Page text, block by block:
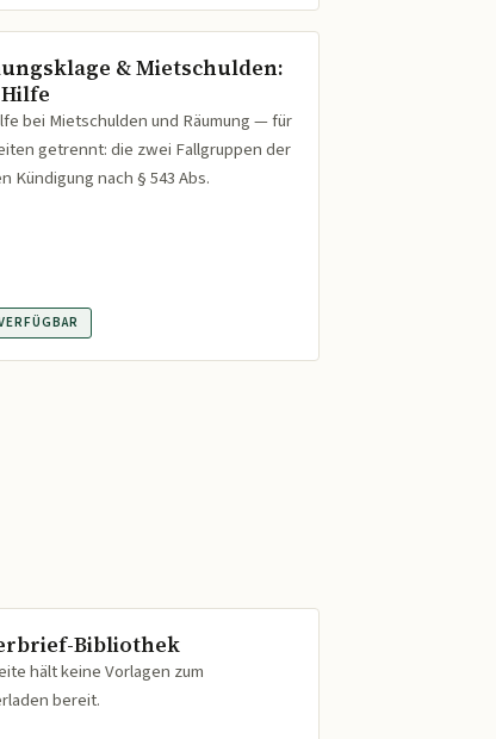
& Mietschulden:
bei Mietschulden und Räumung — für
getrennt: die zwei Fallgruppen der
Kündigung nach § 543 Abs.
Bibliothek
hält keine Vorlagen zum
bereit.